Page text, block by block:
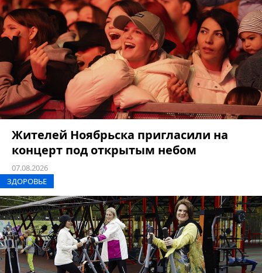
Жителей Ноябрьска пригласили на
концерт под открытым небом
07.08.2026
ЗДОРОВЬЕ